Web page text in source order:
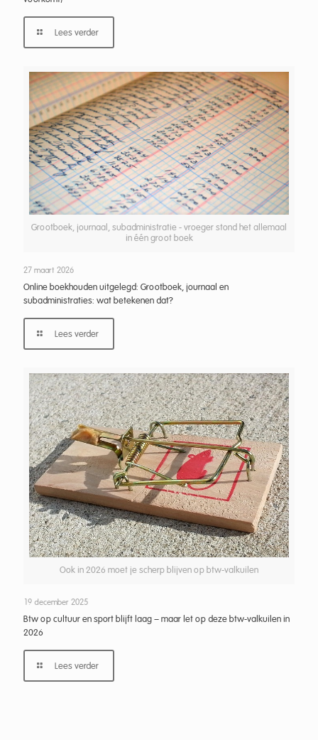
Lees verder
Grootboek, journaal, subadministratie - vroeger stond het allemaal
in één groot boek
27 maart 2026
Online boekhouden uitgelegd: Grootboek, journaal en
subadministraties: wat betekenen dat?
Lees verder
Ook in 2026 moet je scherp blijven op btw-valkuilen
19 december 2025
Btw op cultuur en sport blijft laag – maar let op deze btw-valkuilen in
2026
Lees verder